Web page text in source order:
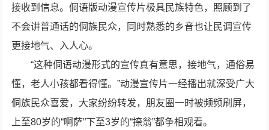
接收到信息。侗语版动漫宣传片极具民族特色，照顾到了
不会讲普通话的侗族民众，同时熟悉的乡音也让民调宣传
更接地气、入人心。
“这种侗语动漫形式的宣传真有意思，接地气，通俗易
懂，老人小孩都看得懂。”动漫宣传片一经播出就深受广大
侗族民众喜爱，大家纷纷转发，朋友圈一时被频频刷屏，
上至80岁的“啊萨”下至3岁的“捺翁”都争相观看。